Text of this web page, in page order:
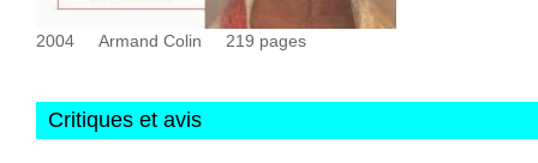
2004 Armand Colin 219 pages
Critiques et avis